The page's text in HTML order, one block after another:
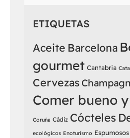
ETIQUETAS
Aceite Barcelona
gourmet Cantabria
Cervezas
Comer bueno
Coruña Cádiz Cócteles
ecológicos Enoturismo Espumosos